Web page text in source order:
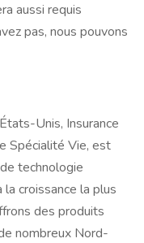
aussi requis
pas, nous pouvons
Unis, Insurance
Spécialité Vie, est
technologie
croissance la plus
des produits
nombreux Nord-